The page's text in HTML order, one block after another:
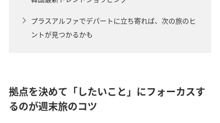
プラスアルファでデパートに立ち寄れば、次の旅のヒ
ントが見つかるかも
拠点を決めて「したいこと」にフォーカスす
るのが週末旅のコツ